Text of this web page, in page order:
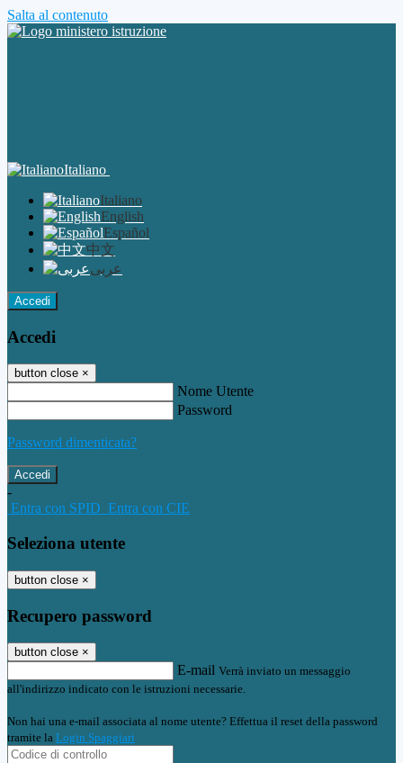
Salta al contenuto
Italiano
Italiano
English
Español
中文
عربى
Accedi
Accedi
button close ×
Nome Utente
Password
Password dimenticata?
-
Entra con SPID Entra con CIE
Seleziona utente
button close ×
Recupero password
button close ×
E-mail Verrà inviato un messaggio
all'indirizzo indicato con le istruzioni necessarie.
Non hai una e-mail associata al nome utente? Effettua il reset della password
tramite la Login Spaggiari